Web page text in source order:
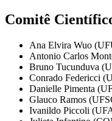
Comitê
Ana Elvira Wuo
Antonio Carlos
Bruno Tucunduva
Conrado Federicci
Danielle Pimenta
Glauco Ramos
Ivanildo Piccoli